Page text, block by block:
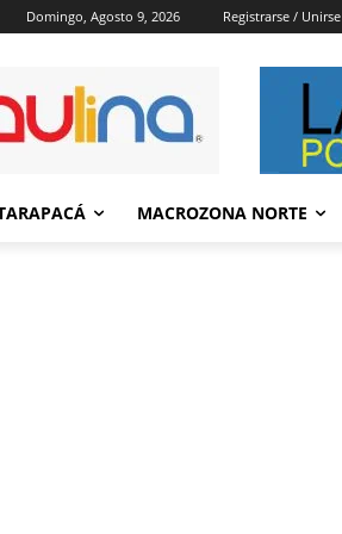
Domingo, Agosto 9, 2026 Registrarse / Unirse
MACROZONA NORTE